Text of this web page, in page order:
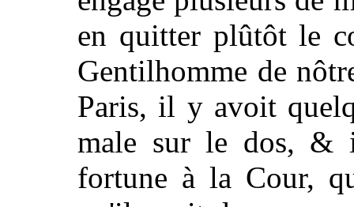
en quitter plûtôt le
Gentilhomme de
Paris, il y avoit
male sur le dos, &
fortune à la Cour,